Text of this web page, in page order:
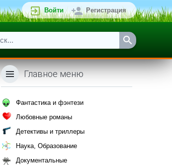
Войти Регистрация
Главное меню
Фантастика и фэнтези
Любовные романы
Детективы и триллеры
Наука, Образование
Документальные